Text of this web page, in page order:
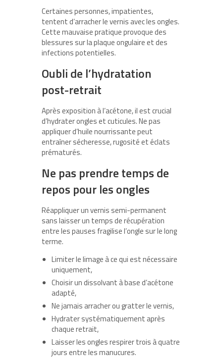
Certaines personnes, impatientes,
tentent d’arracher le vernis avec les ongles.
Cette mauvaise pratique provoque des
blessures sur la plaque ongulaire et des
infections potentielles.
Oubli de l’hydratation
post-retrait
Après exposition à l’acétone, il est crucial
d’hydrater ongles et cuticules. Ne pas
appliquer d’huile nourrissante peut
entraîner sécheresse, rugosité et éclats
prématurés.
Ne pas prendre temps de
repos pour les ongles
Réappliquer un vernis semi-permanent
sans laisser un temps de récupération
entre les pauses fragilise l’ongle sur le long
terme.
Limiter le limage à ce qui est nécessaire
uniquement,
Choisir un dissolvant à base d’acétone
adapté,
Ne jamais arracher ou gratter le vernis,
Hydrater systématiquement après
chaque retrait,
Laisser les ongles respirer trois à quatre
jours entre les manucures.